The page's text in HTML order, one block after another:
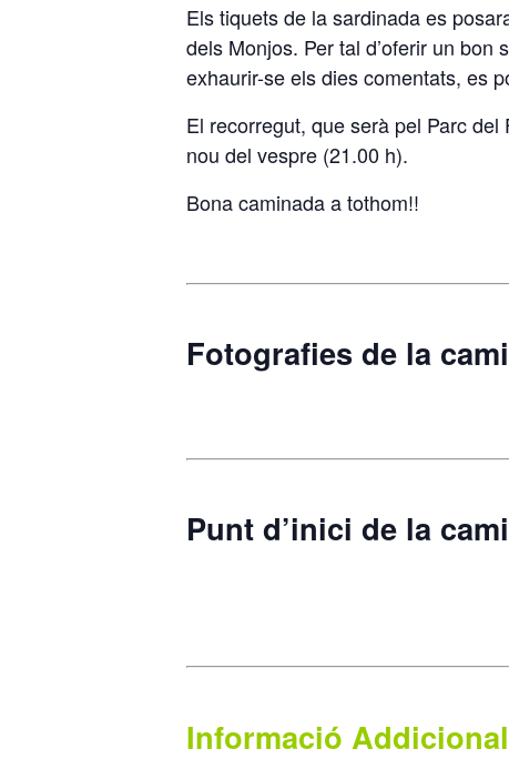
Els tiquets de la sardinada es
dels Monjos. Per tal d’oferir un
exhaurir-se els dies comentats, es
El recorregut, que serà pel Parc
nou del vespre (21.00 h).
Bona caminada a tothom!!
Fotografies de la
Punt d’inici de la
Informació